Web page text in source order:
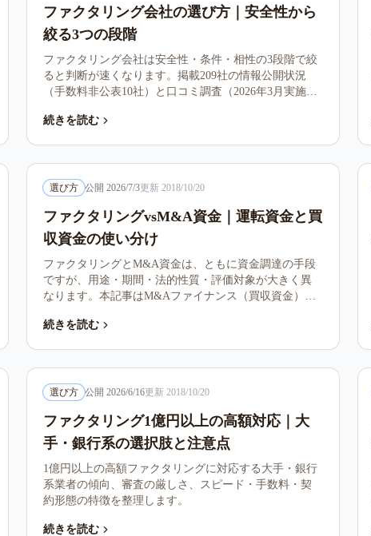
ファクタリング会社の選び方｜安全性から
絞る3つの段階
ファクタリング会社は安全性・条件・相性の3段階で絞
ると判断が速くなります。掲載209社の情報公開状況
（手数料非公表10社）と口コミ調査（2026年3月実施・
かを第三者の立場で整理しました。
続きを読む
選び方 公開2026/7/3更新2018/10/20
ファクタリングvsM&A資金｜運転資金と買
収資金の使い分け
ファクタリングとM&A資金は、ともに資金調達の手段
ですが、用途・期間・法的性質・評価対象が大きく異
なります。本記事はM&Aファイナンス（買収資金）と
続きを読む
選び方 公開2026/6/16更新2018/10/20
ファクタリング1億円以上の高額対応｜大
手・銀行系の選択肢と注意点
1億円以上の高額ファクタリングに対応する大手・銀行
系業者の傾向、審査の厳しさ、スピード・手数料・契
約形態の特徴を整理します。
続きを読む